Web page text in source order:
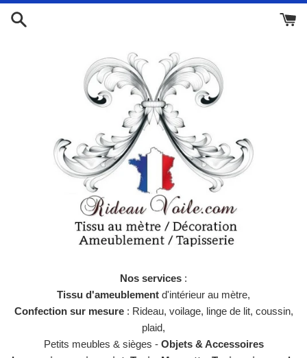
Passer
Nos services :
Tissu d'ameublement d'intérieur au mètre,
Confection sur mesure: Rideau, voilage, linge de lit, coussin,
plaid,
Petits meubles & sièges - Objets & Accessoires